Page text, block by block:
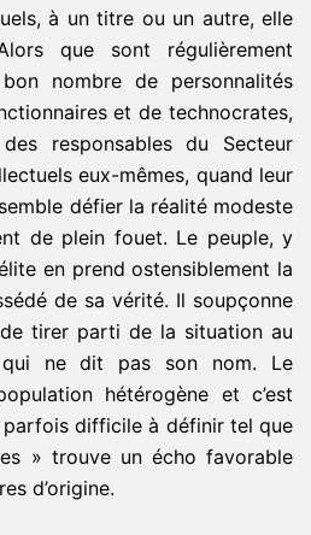
à un titre ou un autre, elle
que sont régulièrement
nombre de personnalités
et de technocrates,
responsables du Secteur
eux-mêmes, quand leur
défier la réalité modeste
de plein fouet. Le peuple, y
en prend ostensiblement la
de sa vérité. Il soupçonne
tirer parti de la situation au
qui ne dit pas son nom. Le
hétérogène et c’est
parfois difficile à définir tel que
» trouve un écho favorable
d’origine.